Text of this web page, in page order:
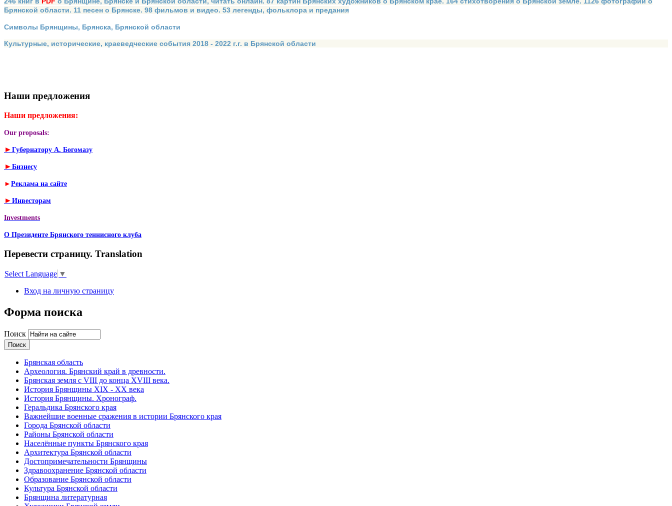
Брянской области. 11 песен о Брянске. 98 фильмов и видео. 53 легенды, фольклора и предания
Символы Брянщины, Брянска, Брянской области
Культурные, исторические, краеведческие события 2018 - 2022 г.г. в Брянской области
Наши предложения
Наши предложения:
Our proposals:
► Губернатору А. Богомазу
► Бизнесу
► Реклама на сайте
► Инвесторам
Investments
О Президенте Брянского теннисного клуба
Перевести страницу. Translation
Select Language ▼
Вход на личную страницу
Форма поиска
Поиск
Брянская область
Археология. Брянский край в древности.
Брянская земля с VIII до конца XVIII века.
История Брянщины XIX - XX века
История Брянщины. Хронограф.
Геральдика Брянского края
Важнейшие военные сражения в истории Брянского края
Города Брянской области
Районы Брянской области
Населённые пункты Брянского края
Архитектура Брянской области
Достопримечательности Брянщины
Здравоохранение Брянской области
Образование Брянской области
Культура Брянской области
Брянщина литературная